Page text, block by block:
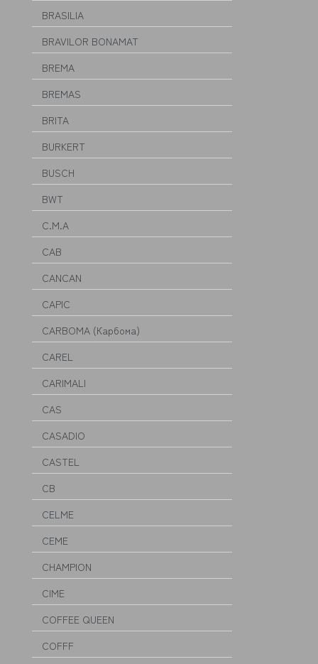
BRASILIA
BRAVILOR BONAMAT
BREMA
BREMAS
BRITA
BURKERT
BUSCH
BWT
C.M.A
CAB
CANCAN
CAPIC
CARBOMA (Карбома)
CAREL
CARIMALI
CAS
CASADIO
CASTEL
CB
CELME
CEME
CHAMPION
CIME
COFFEE QUEEN
COFFF